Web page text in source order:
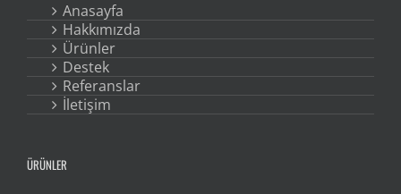
Anasayfa
Hakkımızda
Ürünler
Destek
Referanslar
İletişim
ÜRÜNLER